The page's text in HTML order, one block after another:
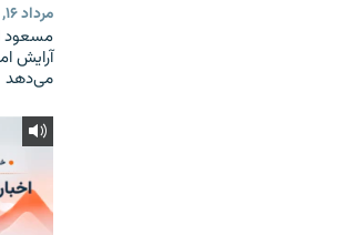
مرداد ۱۶, ۱۴۰۵
مسعود
آرایش
می‌دهد